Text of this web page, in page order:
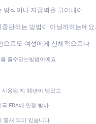
방식이나 자궁벽을 긁어내어
단하는 방법이 아닐까하는데요.
으로도 여성에게 신체적으로나
줄수있는방법이에요
사용된 지 30년이 넘었고
FDA에 인정 받아
등재 되어 있습니다